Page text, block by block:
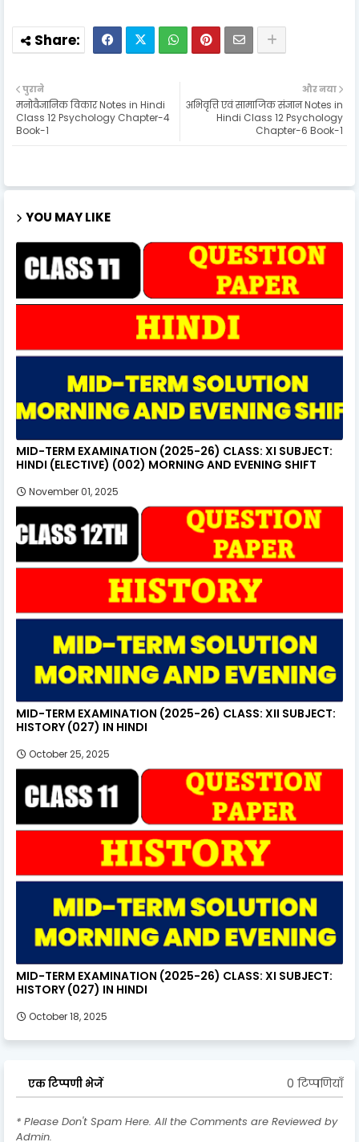
और नया
अभिवृत्ति एवं सामाजिक संज्ञान Notes in
Hindi Class 12 Psychology
Chapter-6 Book-1
पुराने
मनोवैज्ञानिक विकार Notes in Hindi
Class 12 Psychology Chapter-4
Book-1
YOU MAY LIKE
MID-TERM EXAMINATION (2025-26) CLASS: XI SUBJECT:
HINDI (ELECTIVE) (002) MORNING AND EVENING SHIFT
November 01, 2025
MID-TERM EXAMINATION (2025-26) CLASS: XII SUBJECT:
HISTORY (027) IN HINDI
October 25, 2025
MID-TERM EXAMINATION (2025-26) CLASS: XI SUBJECT:
HISTORY (027) IN HINDI
October 18, 2025
एक टिप्पणी भेजें 0 टिप्पणियाँ
* Please Don't Spam Here. All the Comments are Reviewed by
Admin.